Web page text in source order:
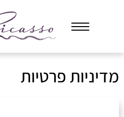
מדיניות פרטיות